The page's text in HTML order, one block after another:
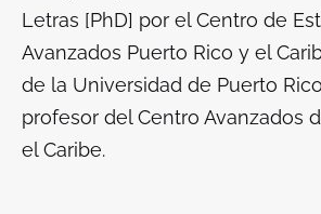
Letras [PhD] por el Centro de
Avanzados Puerto Rico y el
de la Universidad de Puerto
profesor del Centro Avanzados
el Caribe.